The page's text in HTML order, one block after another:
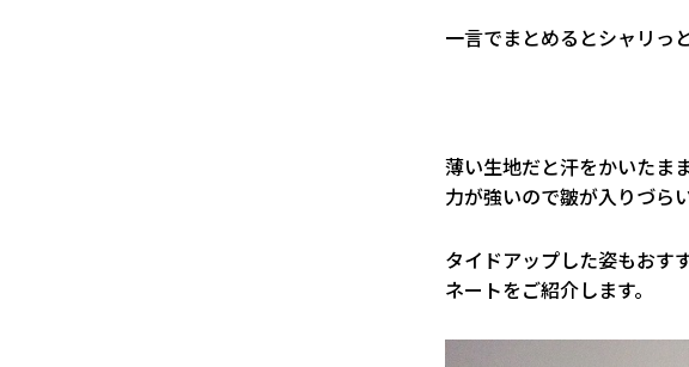
一言でまとめるとシャリっ
薄い生地だと汗をかいたま
力が強いので皺が入りづらい
タイドアップした姿もおす
ネートをご紹介します。